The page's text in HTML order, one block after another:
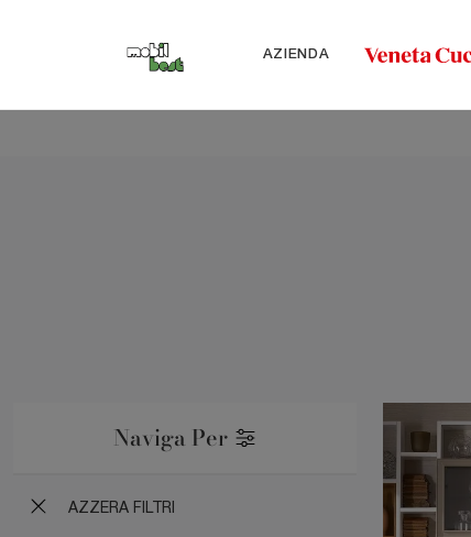
AZIENDA
Naviga Per
AZZERA FILTRI